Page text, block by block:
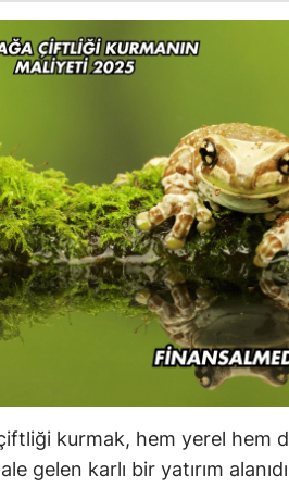
kurmak, hem yerel hem
gelen karlı bir yatırım